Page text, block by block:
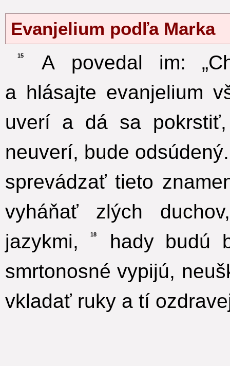
Evanjelium podľa Marka
15
A povedal im:
a hlásajte evanjelium
uverí a dá sa
neuverí, bude odsúdený.
sprevádzať tieto
vyháňať zlých
jazykmi,
18
hady budú
smrtonosné vypijú,
vkladať ruky a tí